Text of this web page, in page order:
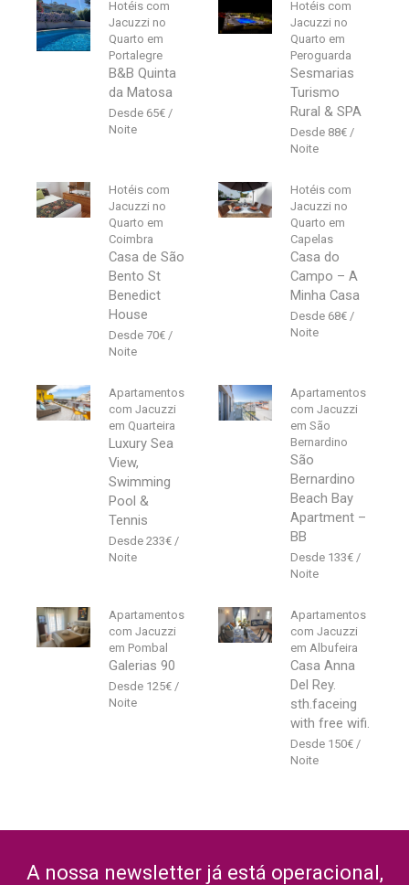
Hotéis com
Jacuzzi no
Quarto em
Portalegre
B&B Quinta
da Matosa
65€
Hotéis com
Jacuzzi no
Quarto em
Peroguarda
Sesmarias
Turismo
Rural & SPA
88€
Hotéis com
Jacuzzi no
Quarto em
Coimbra
Casa de São
Bento St
Benedict
House
70€
Hotéis com
Jacuzzi no
Quarto em
Capelas
Casa do
Campo – A
Minha Casa
68€
Apartamentos
com Jacuzzi
em Quarteira
Luxury Sea
View,
Swimming
Pool &
Tennis
233€
Apartamentos
com Jacuzzi
em São
Bernardino
São
Bernardino
Beach Bay
Apartment –
BB
133€
Apartamentos
com Jacuzzi
em Pombal
Galerias 90
125€
Apartamentos
com Jacuzzi
em Albufeira
Casa Anna
Del Rey.
sth.faceing
with free wifi.
150€
A nossa newsletter já está operacional,